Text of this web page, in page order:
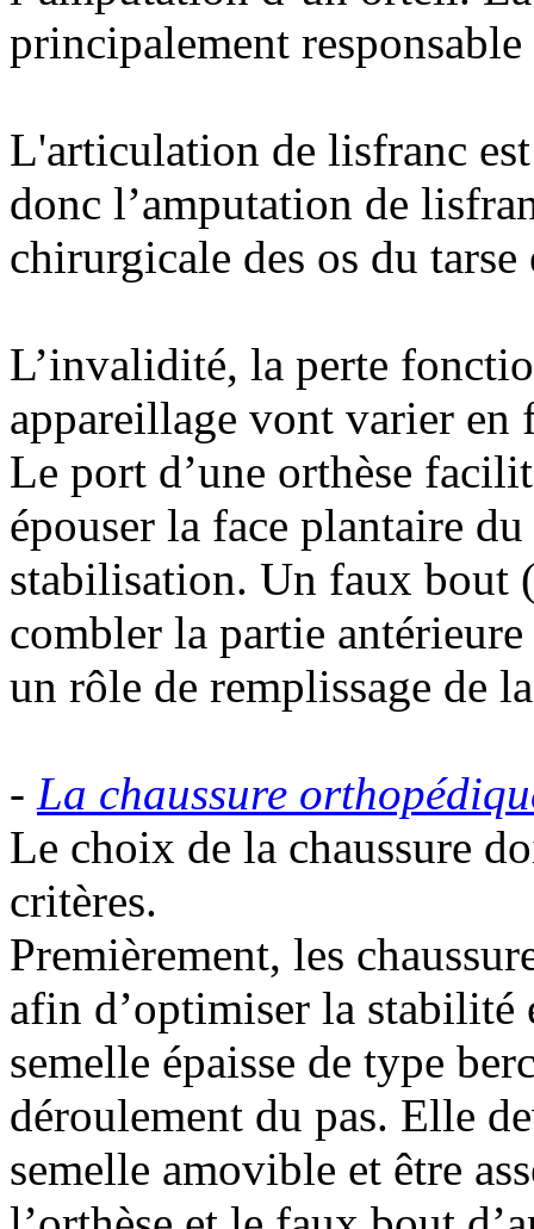
principalement
L'articulation de lisfranc
donc l’amputation de
chirurgicale des os du tarse
L’invalidité, la perte
appareillage vont varier en
Le port d’une orthèse
épouser la face plantaire
stabilisation. Un faux bout
combler la partie
un rôle de remplissage de
- La chaussure
Le choix de la chaussure
critères.
Premièrement, les
afin d’optimiser la stabilité
semelle épaisse de type
déroulement du pas. Elle
semelle amovible et être